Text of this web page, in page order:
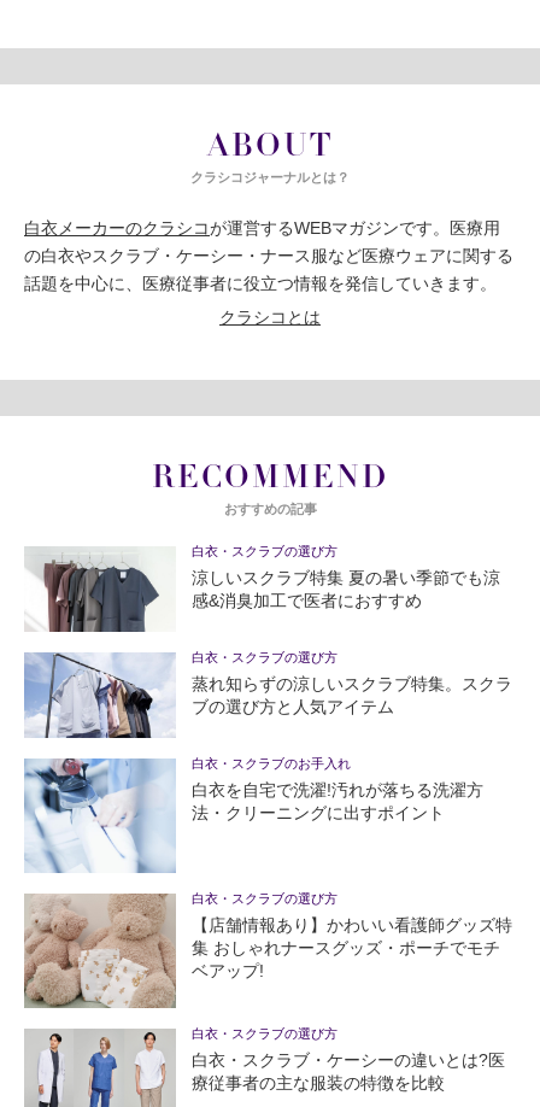
ABOUT
クラシコジャーナルとは？
白衣メーカーのクラシコが運営するWEBマガジンです。医療用
の白衣やスクラブ・ケーシー・ナース服など医療ウェアに関する
話題を中心に、医療従事者に役立つ情報を発信していきます。
クラシコとは
RECOMMEND
おすすめの記事
白衣・スクラブの選び方
涼しいスクラブ特集 夏の暑い季節でも涼
感&消臭加工で医者におすすめ
白衣・スクラブの選び方
蒸れ知らずの涼しいスクラブ特集。スクラ
ブの選び方と人気アイテム
白衣・スクラブのお手入れ
白衣を自宅で洗濯!汚れが落ちる洗濯方
法・クリーニングに出すポイント
白衣・スクラブの選び方
【店舗情報あり】かわいい看護師グッズ特
集 おしゃれナースグッズ・ポーチでモチ
ベアップ!
白衣・スクラブの選び方
白衣・スクラブ・ケーシーの違いとは?医
療従事者の主な服装の特徴を比較